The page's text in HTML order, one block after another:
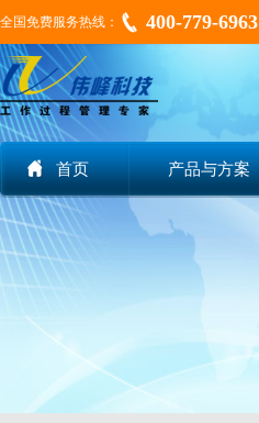
全国免费服务热线： 400-779-6963
首页 产品与方案